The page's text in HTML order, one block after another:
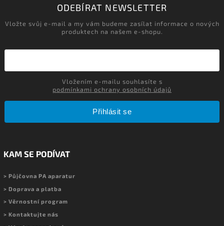
ODEBÍRAT NEWSLETTER
Vložte svůj e-mail a my vám budeme zasílat informace o nových
produktech na našem e-shopu.
podmínkami ochrany osobních údajů
Přihlásit se
KAM SE PODÍVAT
> Půjčovna PA aparatur
> Doprava a platba
> Věrnostní program
> Kontaktujte nás